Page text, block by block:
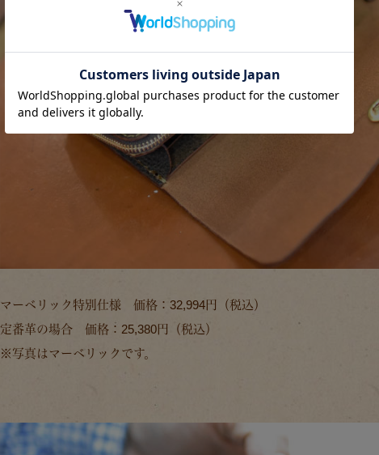
マーベリック特別仕様 価格：32,994円（税込）
定番革の場合 価格：25,380円（税込）
※写真はマーベリックです。